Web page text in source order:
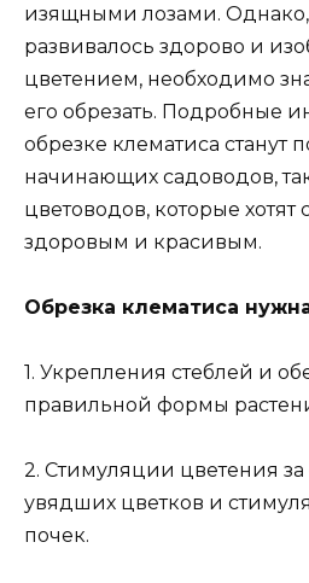
изящными лозами. Однако,
развивалось здорово и
цветением, необходимо
его обрезать. Подробные
обрезке клематиса станут
начинающих садоводов,
цветоводов, которые хотят
здоровым и красивым.
Обрезка клематиса
1. Укрепления стеблей и
правильной формы
2. Стимуляции цветения за
увядших цветков и
почек.